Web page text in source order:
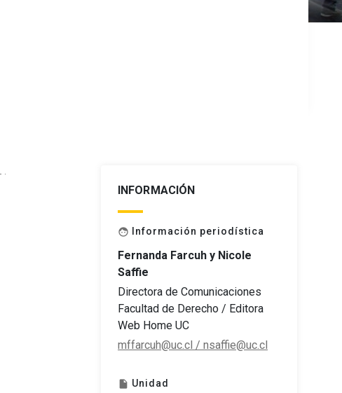
INFORMACIÓN
face Información periodística
Fernanda Farcuh y Nicole
Saffie
Directora de Comunicaciones
Facultad de Derecho / Editora
Web Home UC
mffarcuh@uc.cl / nsaffie@uc.cl
insert_drive_file Unidad